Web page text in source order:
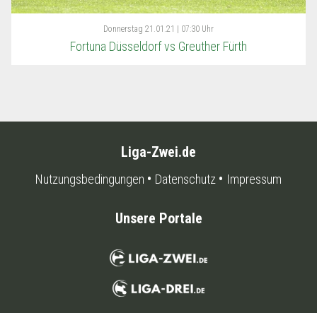
Donnerstag 21.01.21 | 07:30 Uhr
Fortuna Düsseldorf vs Greuther Fürth
Liga-Zwei.de
Nutzungsbedingungen Datenschutz Impressum
Unsere Portale